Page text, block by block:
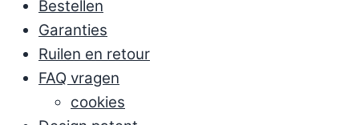
Bestellen
Garanties
Ruilen en retour
FAQ vragen
cookies